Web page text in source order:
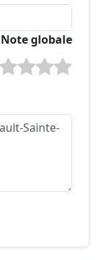
Note globale